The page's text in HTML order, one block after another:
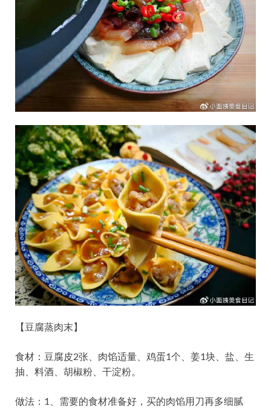
【豆腐蒸肉末】
食材：豆腐皮2张、肉馅适量、鸡蛋1个、姜1块、盐、生
抽、料酒、胡椒粉、干淀粉。
做法：1、需要的食材准备好，买的肉馅用刀再多细腻